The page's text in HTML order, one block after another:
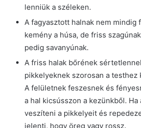
lenniük a széleken.
A fagyasztott halnak nem mindig
kemény a húsa, de friss
pedig savanyúnak.
A friss halak bőrének
pikkelyeknek szorosan a testhez
A felületnek feszesnek és
a hal kicsússzon a kezünkből. Ha
veszíteni a pikkelyeit és
jelenti, hogy öreg vagy rossz.